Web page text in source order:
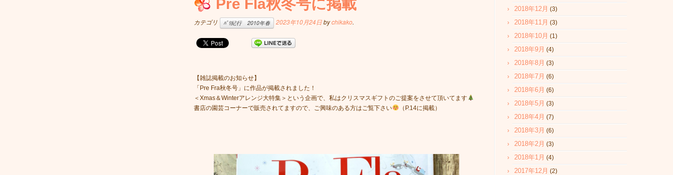
Pre Fla秋冬号に掲載
カテゴリ ﾊﾟﾘ紀行 2010年春 2023年10月24日bychikako.
【雑誌掲載のお知らせ】
「Pre Fra秋冬号」に作品が掲載されました！
＜Xmas＆Winterアレンジ大特集＞という企画で、私はクリスマスギフトのご提案をさせて頂いてます
書店の園芸コーナーで販売されてますので、ご興味のある方はご覧下さい
（P.14に掲載）
2018年12月 (3)
2018年11月 (3)
2018年10月 (1)
2018年9月 (4)
2018年8月 (3)
2018年7月 (6)
2018年6月 (6)
2018年5月 (3)
2018年4月 (7)
2018年3月 (6)
2018年2月 (3)
2018年1月 (4)
2017年12月 (2)